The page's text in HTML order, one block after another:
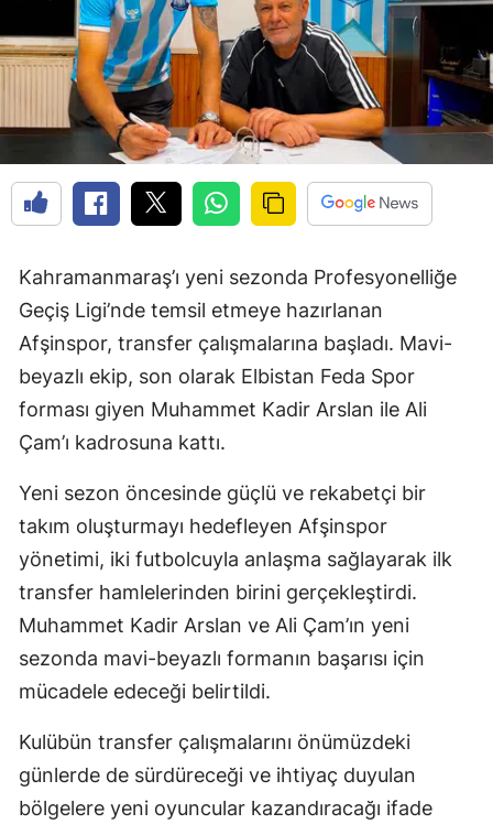
Kahramanmaraş’ı yeni sezonda Profesyonelliğe
Geçiş Ligi’nde temsil etmeye hazırlanan
Afşinspor, transfer çalışmalarına başladı. Mavi-
beyazlı ekip, son olarak Elbistan Feda Spor
forması giyen Muhammet Kadir Arslan ile Ali
Çam’ı kadrosuna kattı.
Yeni sezon öncesinde güçlü ve rekabetçi bir
takım oluşturmayı hedefleyen Afşinspor
yönetimi, iki futbolcuyla anlaşma sağlayarak ilk
transfer hamlelerinden birini gerçekleştirdi.
Muhammet Kadir Arslan ve Ali Çam’ın yeni
sezonda mavi-beyazlı formanın başarısı için
mücadele edeceği belirtildi.
Kulübün transfer çalışmalarını önümüzdeki
günlerde de sürdüreceği ve ihtiyaç duyulan
bölgelere yeni oyuncular kazandıracağı ifade